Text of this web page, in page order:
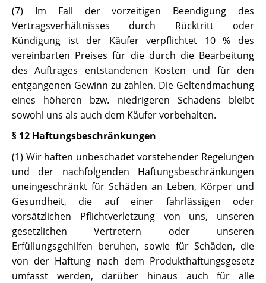
(7) Im Fall der vorzeitigen Beendigung des
Vertragsverhältnisses durch Rücktritt oder
Kündigung ist der Käufer verpflichtet 10 % des
vereinbarten Preises für die durch die Bearbeitung
des Auftrages entstandenen Kosten und für den
entgangenen Gewinn zu zahlen. Die Geltendmachung
eines höheren bzw. niedrigeren Schadens bleibt
sowohl uns als auch dem Käufer vorbehalten.
§ 12 Haftungsbeschränkungen
(1) Wir haften unbeschadet vorstehender Regelungen
und der nachfolgenden Haftungsbeschränkungen
uneingeschränkt für Schäden an Leben, Körper und
Gesundheit, die auf einer fahrlässigen oder
vorsätzlichen Pflichtverletzung von uns, unseren
gesetzlichen Vertretern oder unseren
Erfüllungsgehilfen beruhen, sowie für Schäden, die
von der Haftung nach dem Produkthaftungsgesetz
umfasst werden, darüber hinaus auch für alle